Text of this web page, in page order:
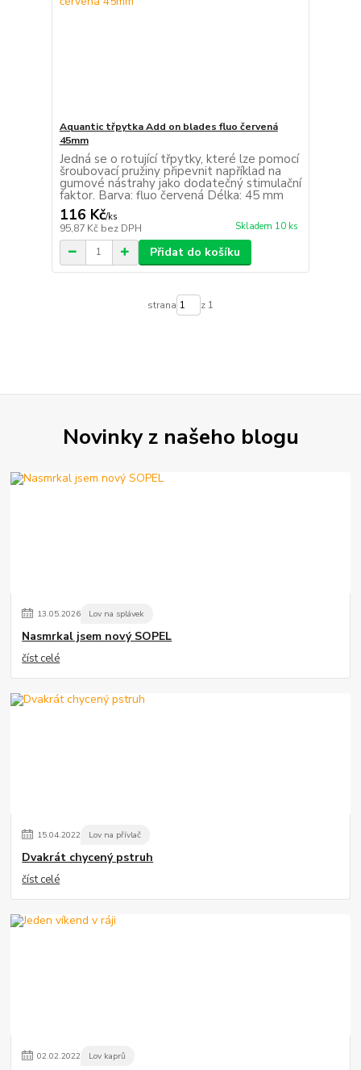
Aquantic třpytka Add on blades fluo červená
45mm
Jedná se o rotující třpytky, které lze pomocí
šroubovací pružiny připevnit například na
gumové nástrahy jako dodatečný stimulační
faktor. Barva: fluo červená Délka: 45 mm
116 Kč/ks
95,87 Kč bez DPH Skladem 10 ks
Přidat do košíku
strana z 1
Novinky z našeho blogu
13.05.2026 Lov na splávek
Nasmrkal jsem nový SOPEL
číst celé
15.04.2022 Lov na přívlač
Dvakrát chycený pstruh
číst celé
02.02.2022 Lov kaprů